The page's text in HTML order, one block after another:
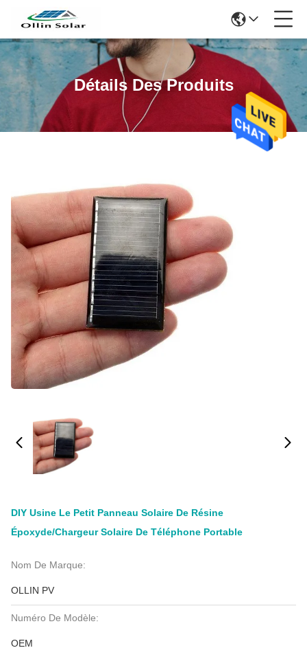
Détails Des Produits
DIY Usine Le Petit Panneau Solaire De Résine
Époxyde/chargeur Solaire De Téléphone Portable
Nom De Marque:
OLLIN PV
Numéro De Modèle:
OEM